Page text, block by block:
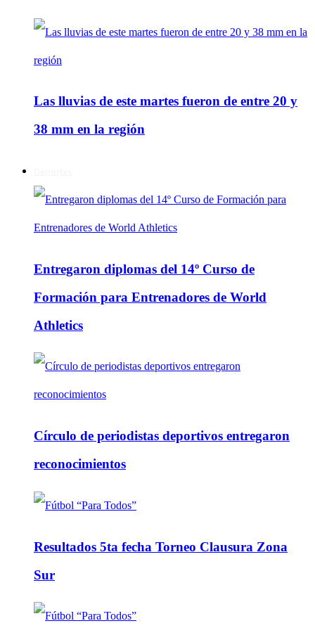
Las lluvias de este martes fueron de entre 20 y
38 mm en la región
Entregaron diplomas del 14º Curso de
Formación para Entrenadores de World
Athletics
Círculo de periodistas deportivos entregaron
reconocimientos
Resultados 5ta fecha Torneo Clausura Zona
Sur